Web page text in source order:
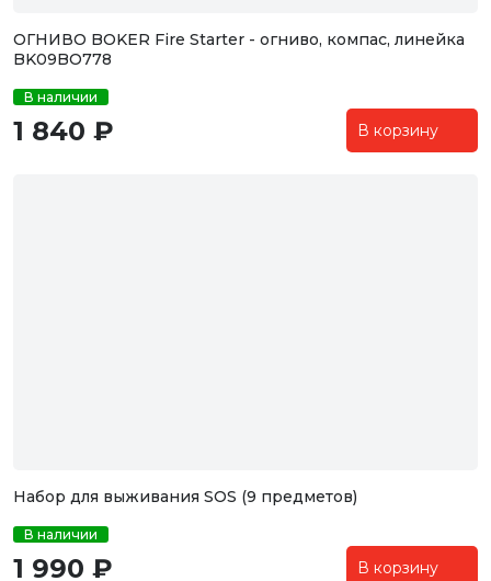
ОГНИВО BOKER Fire Starter - огниво, компас, линейка
BK09BO778
В наличии
1 840 ₽ В корзину
Набор для выживания SOS (9 предметов)
В наличии
1 990 ₽ В корзину